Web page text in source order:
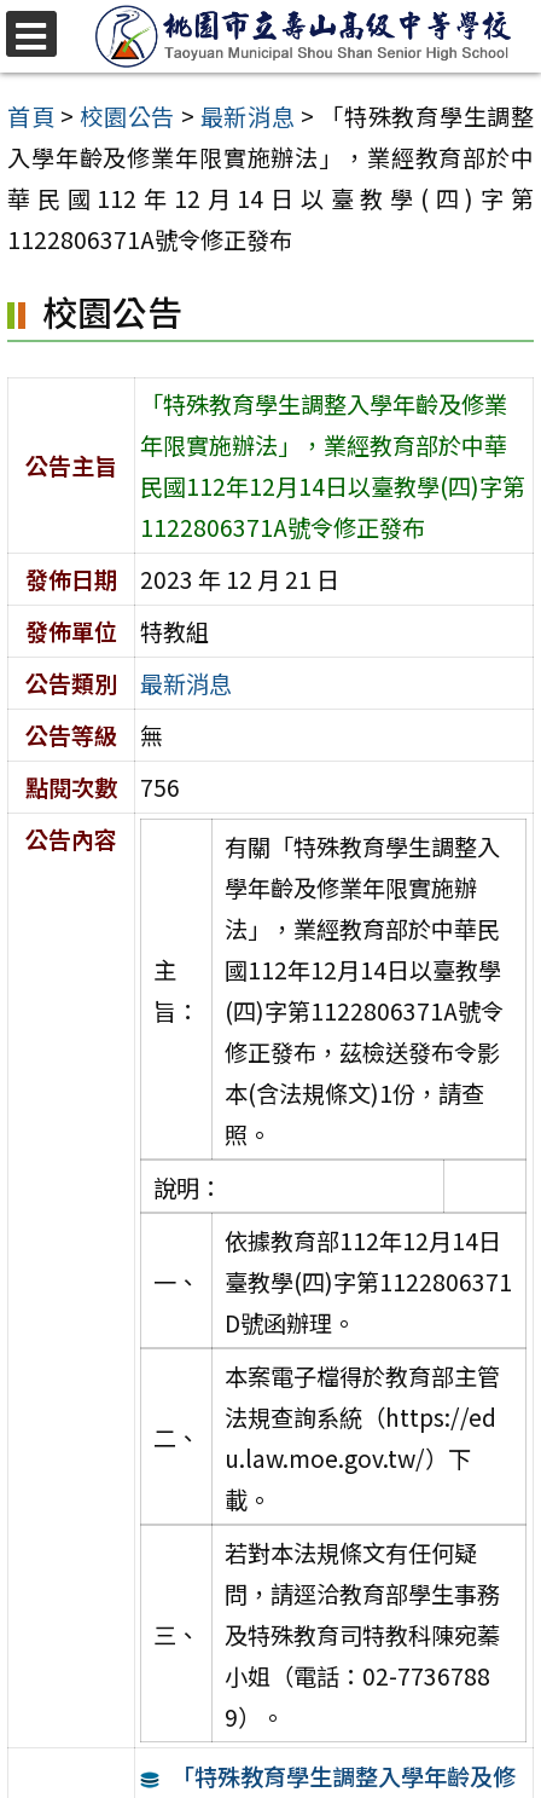
跳
至
主
要
內
容
首頁 > 校園公告 > 最新消息 >
「特殊教育學生調整
入學年齡及修業年限實施辦法」，業經教育部於中
華民國112年12月14日以臺教學(四)字第
1122806371A號令修正發布
校園公告
公告主旨
「特殊教育學生調整入學年齡及修業
年限實施辦法」，業經教育部於中華
民國112年12月14日以臺教學(四)字第
1122806371A號令修正發布
發佈日期
2023 年 12 月 21 日
發佈單位
特教組
公告類別
最新消息
公告等級
無
點閱次數
756
公告內容
主
旨：
有關「特殊教育學生調整入
學年齡及修業年限實施辦
法」，業經教育部於中華民
國112年12月14日以臺教學
(四)字第1122806371A號令
修正發布，茲檢送發布令影
本(含法規條文)1份，請查
照。
說明：
一、
依據教育部112年12月14日
臺教學(四)字第1122806371
D號函辦理。
二、
本案電子檔得於教育部主管
法規查詢系統（https://ed
u.law.moe.gov.tw/）下
載。
三、
若對本法規條文有任何疑
問，請逕洽教育部學生事務
及特殊教育司特教科陳宛蓁
小姐（電話：02-7736788
9）。
「特殊教育學生調整入學年齡及修
選
單